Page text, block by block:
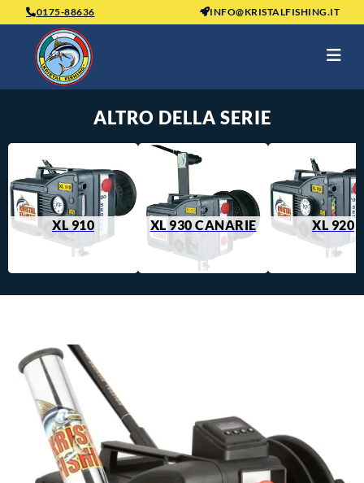
0175-88636 INFO@KRISTALFISHING.IT
ALTRO DELLA SERIE
XL 910 XL 930 CANARIE XL 920